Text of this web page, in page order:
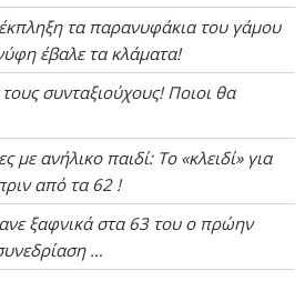
τα παρανυφάκια του γάμου
έβαλε τα κλάματα!
συνταξιούχους! Ποιοι θα
με ανήλικο παιδί: Το «κλειδί» για
από τα 62 !
ξαφνικά στα 63 του ο πρώην
…